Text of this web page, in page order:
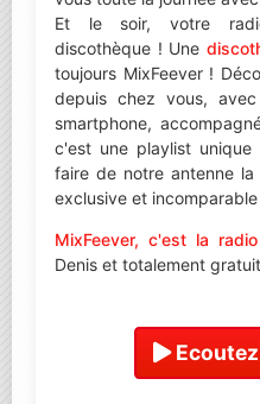
Et le soir, votre
discothèque ! Une
toujours MixFeever !
depuis chez vous,
smartphone,
c'est une playlist
faire de notre antenne la
exclusive et incomparable
MixFeever, c'est la
Denis et totalement
Ecoutez